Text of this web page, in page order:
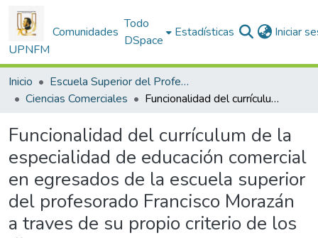
UPNFM
Comunidades
Todo
DSpace
Estadísticas Iniciar
Inicio
Escuela Superior del Profesorado
Ciencias Comerciales
Funcionalidad del currículum de la especialidad de educación comercial en egresados de la escuela superior del profesorado Francisco Morazán a traves de su propio criterio de los directores
Funcionalidad del currículum de la
especialidad de educación comercial
en egresados de la escuela superior
del profesorado Francisco Morazán
a traves de su propio criterio de los